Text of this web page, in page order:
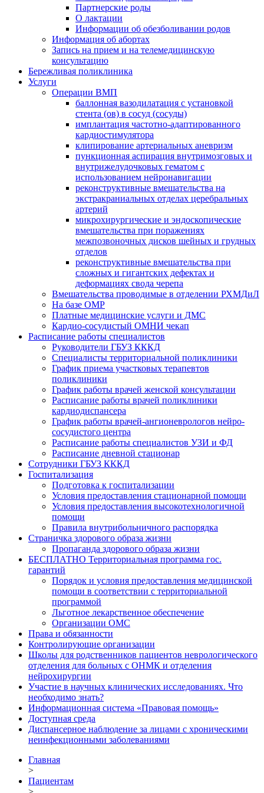
Партнерские роды
О лактации
Информации об обезболивании родов
Информация об абортах
Запись на прием и на телемедицинскую
консультацию
Бережливая поликлиника
Услуги
Операции ВМП
баллонная вазодилатация с установкой
стента (ов) в сосуд (сосуды)
имплантация частотно-адаптированного
кардиостимулятора
клипирование артериальных аневризм
пункционная аспирация внутримозговых и
внутрижелудочковых гематом с
использованием нейронавигации
реконструктивные вмешательства на
экстракраниальных отделах церебральных
артерий
микрохирургические и эндоскопические
вмешательства при поражениях
межпозвоночных дисков шейных и грудных
отделов
реконструктивные вмешательства при
сложных и гигантских дефектах и
деформациях свода черепа
Вмешательства проводимые в отделении РХМДиЛ
На базе ОМР
Платные медицинские услуги и ДМС
Кардио-сосудистый ОМНИ чекап
Расписание работы специалистов
Руководители ГБУЗ КККД
Специалисты территориальной поликлиники
График приема участковых терапевтов
поликлиники
График работы врачей женской консультации
Расписание работы врачей поликлиники
кардиодиспансера
График работы врачей-ангионеврологов нейро-
сосудистого центра
Расписание работы специалистов УЗИ и ФД
Расписание дневной стационар
Сотрудники ГБУЗ КККД
Госпитализация
Подготовка к госпитализации
Условия предоставления стационарной помощи
Условия предоставления высокотехнологичной
помощи
Правила внутрибольничного распорядка
Страничка здорового образа жизни
Пропаганда здорового образа жизни
БЕСПЛАТНО Территориальная программа гос.
гарантий
Порядок и условия предоставления медицинской
помощи в соответствии с территориальной
программой
Льготное лекарственное обеспечение
Организации ОМС
Права и обязанности
Контролирующие организации
Школы для родственников пациентов неврологического
отделения для больных с ОНМК и отделения
нейрохирургии
Участие в научных клинических исследованиях. Что
необходимо знать?
Информационная система «Правовая помощь»
Доступная среда
Диспансерное наблюдение за лицами с хроническими
неинфекционными заболеваниями
Главная
>
Пациентам